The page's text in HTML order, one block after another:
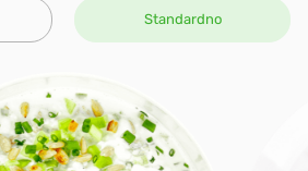
Standardno